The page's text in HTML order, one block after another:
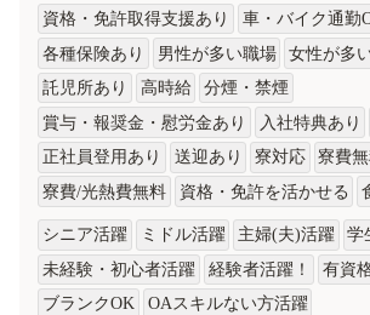
資格・免許取得支援あり 車・バイク通勤
各種保険あり
男性が多い職場 女性が多
託児所あり
高時給
分煙・禁煙
賞与・報奨金・慰労金あり
入社特典あり
正社員登用あり
送迎あり 寮対応
寮費
寮費/光熱費無料
資格・免許を活かせる
シニア活躍 ミドル活躍 主婦(夫)活躍
学
未経験・初心者活躍
経験者活躍！
有資
ブランクOK
OAスキルない方活躍